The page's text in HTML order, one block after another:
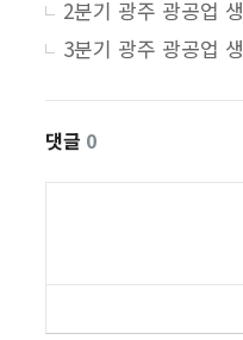
댓글 0